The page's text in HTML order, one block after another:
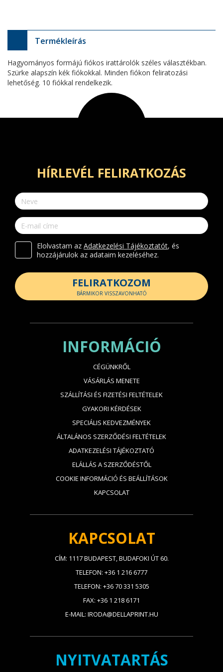
Termékleírás
Hagyományos formájú fiókos irattárolók széles választékban.
Szürke alapszín kék fiókokkal. Minden fiókon feliratozási
lehetőség. 10 fiókkal rendelkezik.
HÍRLEVÉL FELIRATKOZÁS
Elolvastam az Adatkezelési Tájékoztatót, és
hozzájárulok az adataim kezeléséhez.
FELIRATKOZOM
BÁRMIKOR VISSZAVONHATÓ
INFORMÁCIÓ
CÉGÜNKRŐL
VÁSÁRLÁS MENETE
SZÁLLÍTÁSI ÉS FIZETÉSI FELTÉTELEK
GYAKORI KÉRDÉSEK
SPECIÁLIS KEDVEZMÉNYEK
ÁLTALÁNOS SZERZŐDÉSI FELTÉTELEK
ADATKEZELÉSI TÁJÉKOZTATÓ
ELÁLLÁS A SZERZŐDÉSTŐL
COOKIE INFORMÁCIÓ ÉS BEÁLLÍTÁSOK
KAPCSOLAT
KAPCSOLAT
CÍM: 1117 BUDAPEST, BUDAFOKI ÚT 60.
TELEFON: +36 1 216 6777
TELEFON: +36 70 331 5305
FAX: +36 1 218 6171
E-MAIL: IRODA@DELLAPRINT.HU
NYITVATARTÁS